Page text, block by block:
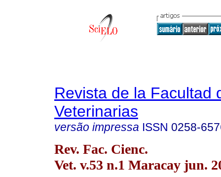
Revista de la Facultad
Veterinarias
versão impressa ISSN 0258-
Rev. Fac. Cienc.
Vet. v.53 n.1 Maracay jun.